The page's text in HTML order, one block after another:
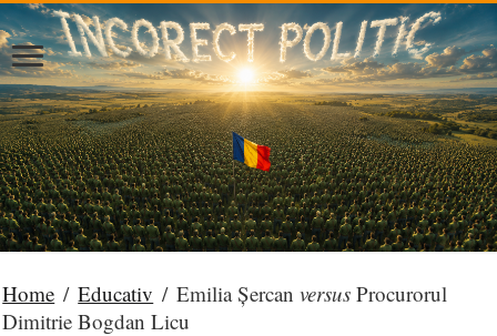
Home / Educativ / Emilia Șercanversus Procurorul
Dimitrie Bogdan Licu